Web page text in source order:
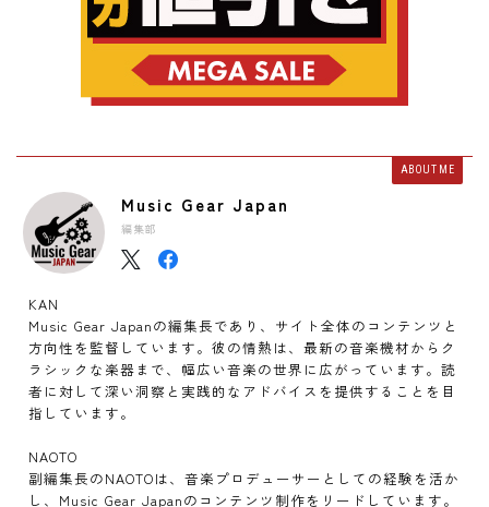
ABOUT ME
Music Gear Japan
編集部
KAN
Music Gear Japanの編集長であり、サイト全体のコンテンツと
方向性を監督しています。彼の情熱は、最新の音楽機材からク
ラシックな楽器まで、幅広い音楽の世界に広がっています。読
者に対して深い洞察と実践的なアドバイスを提供することを目
指しています。
NAOTO
副編集長のNAOTOは、音楽プロデューサーとしての経験を活か
し、Music Gear Japanのコンテンツ制作をリードしています。